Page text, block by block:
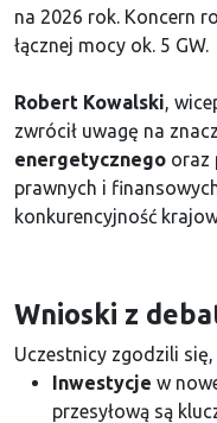
na 2026 rok. Koncern
łącznej mocy ok. 5 GW.
Robert Kowalski,
zwrócił uwagę na
energetycznego oraz
prawnych i
konkurencyjność
Wnioski z
Uczestnicy zgodzili się,
Inwestycje w
przesyłową są